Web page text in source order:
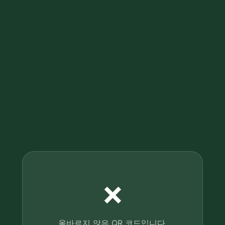
❌
올바르지 않은 QR 코드입니다.